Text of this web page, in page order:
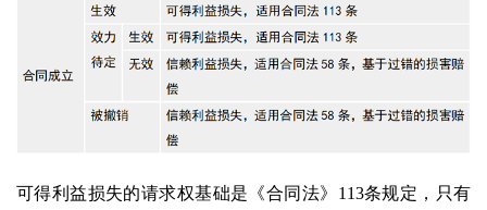
可得利益损失的请求权基础是《合同法》113条规定，只有